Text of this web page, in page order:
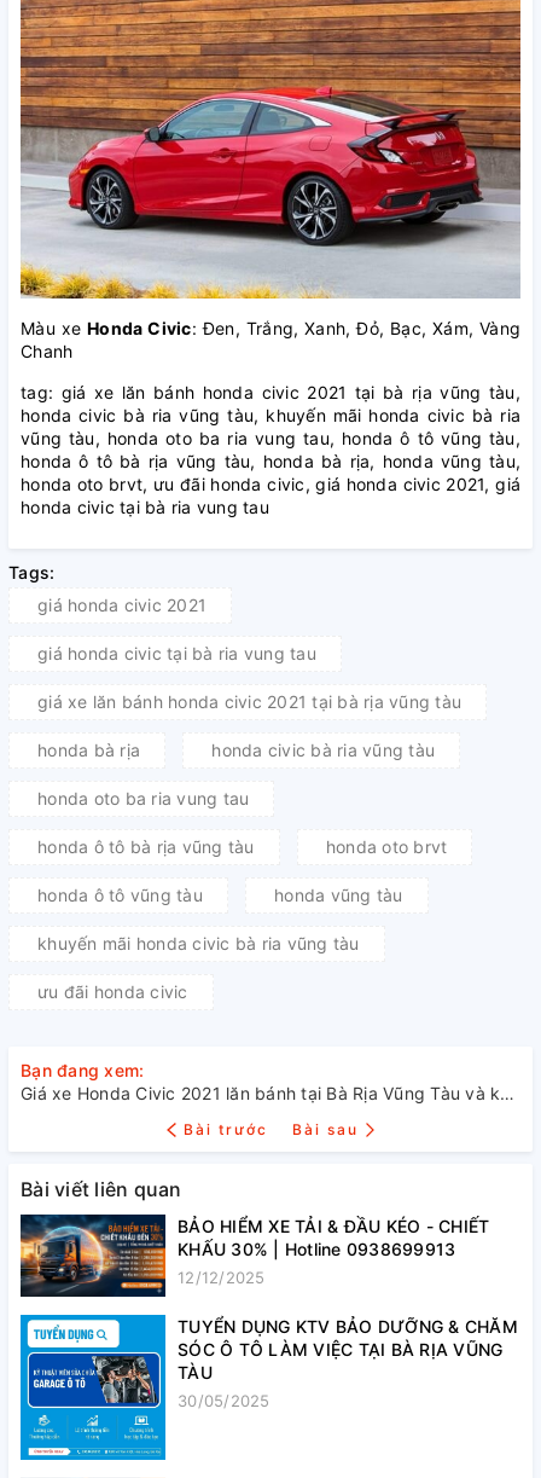
Màu xeHonda Civic: Đen, Trắng, Xanh, Đỏ, Bạc, Xám, Vàng
Chanh
tag: giá xe lăn bánh honda civic 2021 tại bà rịa vũng tàu,
honda civic bà ria vũng tàu, khuyến mãi honda civic bà ria
vũng tàu, honda oto ba ria vung tau, honda ô tô vũng tàu,
honda ô tô bà rịa vũng tàu, honda bà rịa, honda vũng tàu,
honda oto brvt, ưu đãi honda civic, giá honda civic 2021, giá
honda civic tại bà ria vung tau
Tags:
giá honda civic 2021
giá honda civic tại bà ria vung tau
giá xe lăn bánh honda civic 2021 tại bà rịa vũng tàu
honda bà rịa honda civic bà ria vũng tàu
honda oto ba ria vung tau
honda ô tô bà rịa vũng tàu honda oto brvt
honda ô tô vũng tàu honda vũng tàu
khuyến mãi honda civic bà ria vũng tàu
ưu đãi honda civic
Bạn đang xem:
Giá xe Honda Civic 2021 lăn bánh tại Bà Rịa Vũng Tàu và khuyến mãi tháng 10/2021
Bài trước Bài sau
Bài viết liên quan
BẢO HIỂM XE TẢI & ĐẦU KÉO - CHIẾT
KHẤU 30% | Hotline 0938699913
12/12/2025
TUYỂN DỤNG KTV BẢO DƯỠNG & CHĂM
SÓC Ô TÔ LÀM VIỆC TẠI BÀ RỊA VŨNG
TÀU
30/05/2025